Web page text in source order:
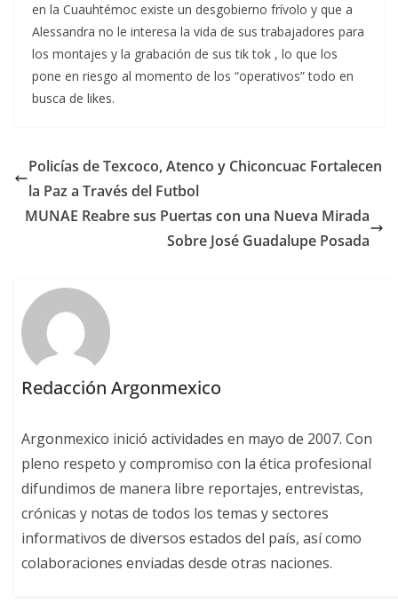
en la Cuauhtémoc existe un desgobierno frívolo y que a
Alessandra no le interesa la vida de sus trabajadores para
los montajes y la grabación de sus tik tok , lo que los
pone en riesgo al momento de los “operativos” todo en
busca de likes.
Policías de Texcoco, Atenco y Chiconcuac Fortalecen
la Paz a Través del Futbol
MUNAE Reabre sus Puertas con una Nueva Mirada
Sobre José Guadalupe Posada
Redacción Argonmexico
Argonmexico inició actividades en mayo de 2007. Con
pleno respeto y compromiso con la ética profesional
difundimos de manera libre reportajes, entrevistas,
crónicas y notas de todos los temas y sectores
informativos de diversos estados del país, así como
colaboraciones enviadas desde otras naciones.